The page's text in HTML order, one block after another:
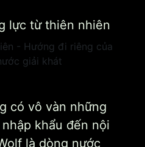
lực từ thiên nhiên
có vô vàn những
khẩu đến nội
là dòng nước